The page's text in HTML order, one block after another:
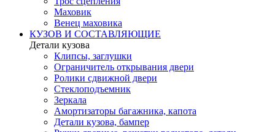
Маховик
Венец маховика
КУЗОВ И СОСТАВЛЯЮЩИЕ
Детали кузова
Клипсы, заглушки
Ограничитель открывания двери
Ролики сдвижной двери
Стеклоподъемник
Зеркала
Амортизаторы багажника, капота
Детали кузова, бампер